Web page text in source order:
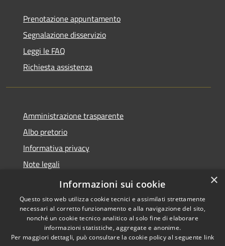
Prenotazione appuntamento
Segnalazione disservizio
Leggi le FAQ
Richiesta assistenza
Amministrazione trasparente
Albo pretorio
Informativa privacy
Note legali
Dichiarazione di accessibilità
Accessibilità
Copyright © 2026 • Comune di
Cassina de' Pecchi • Powered
×
Informazioni sui cookie
Questo sito web utilizza cookie tecnici e assimilati strettamente
necessari al corretto funzionamento e alla navigazione del sito,
nonché un cookie tecnico analitico al solo fine di elaborare
informazioni statistiche, aggregate e anonime.
Per maggiori dettagli, può consultare la cookie policy al seguente link